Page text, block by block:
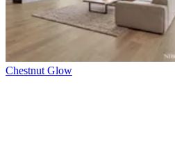
Chestnut Glow